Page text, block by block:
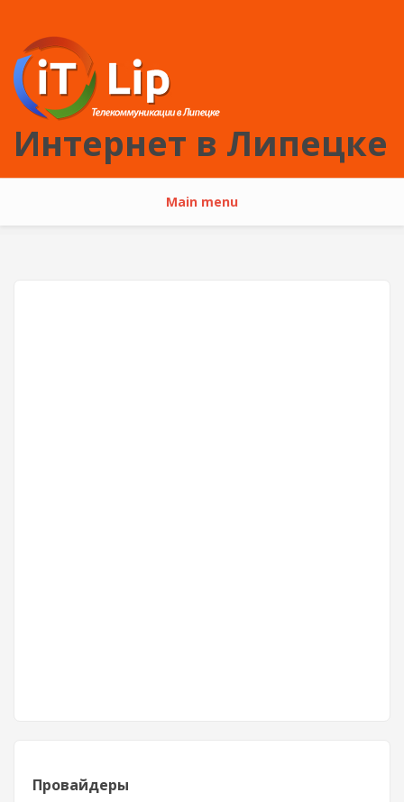
Интернет в Липецке
Main menu
Провайдеры